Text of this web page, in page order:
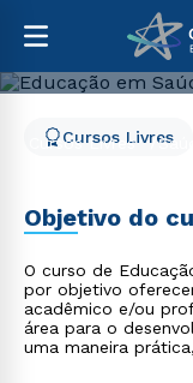
Cursos Livres
Cursos Livres
Objetivo do
O curso de
por objetivo
acadêmico e/ou
área para o
uma maneira